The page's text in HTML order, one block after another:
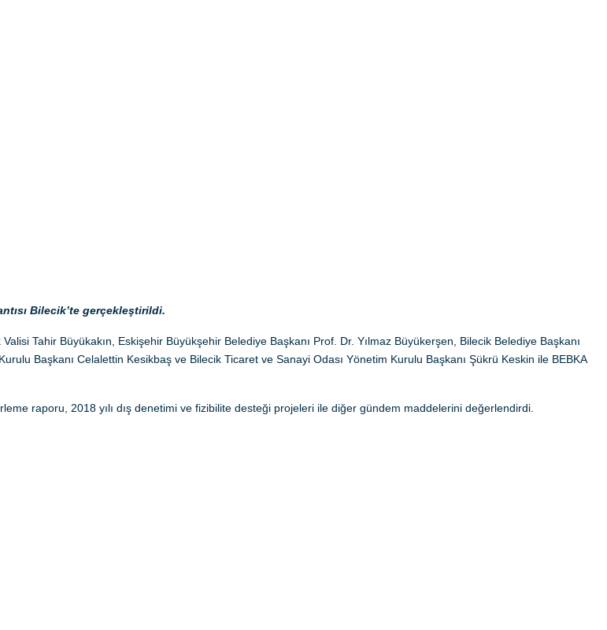
Bilecik’te gerçekleştirildi.
Tahir Büyükakın, Eskişehir Büyükşehir Belediye Başkanı Prof. Dr. Yılmaz Büyükerşen, Bilecik Belediye Başkanı
Başkanı Celalettin Kesikbaş ve Bilecik Ticaret ve Sanayi Odası Yönetim Kurulu Başkanı Şükrü Keskin ile BEBKA
raporu, 2018 yılı dış denetimi ve fizibilite desteği projeleri ile diğer gündem maddelerini değerlendirdi.